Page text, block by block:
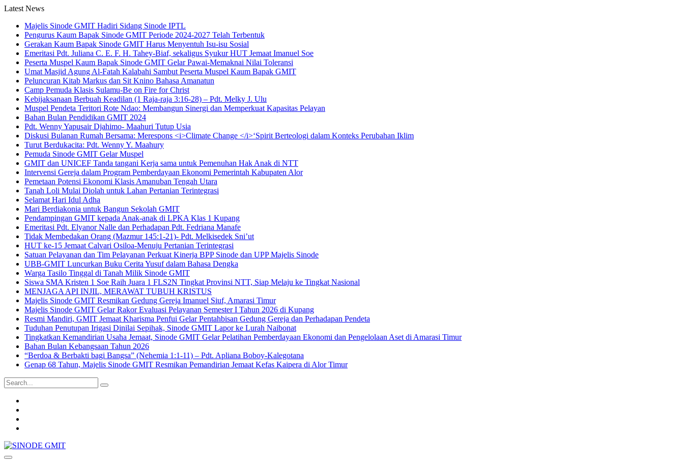
Latest News
Majelis Sinode GMIT Hadiri Sidang Sinode IPTL
Pengurus Kaum Bapak Sinode GMIT Periode 2024-2027 Telah Terbentuk
Gerakan Kaum Bapak Sinode GMIT Harus Menyentuh Isu-isu Sosial
Emeritasi Pdt. Juliana C. E. F. H. Tahey-Biaf, sekaligus Syukur HUT Jemaat Imanuel Soe
Peserta Muspel Kaum Bapak Sinode GMIT Gelar Pawai-Memaknai Nilai Toleransi
Umat Masjid Agung Al-Fatah Kalabahi Sambut Peserta Muspel Kaum Bapak GMIT
Peluncuran Kitab Markus dan Sit Knino Bahasa Amanatun
Camp Pemuda Klasis Sulamu-Be on Fire for Christ
Kebijaksanaan Berbuah Keadilan (1 Raja-raja 3:16-28) – Pdt. Melky J. Ulu
Muspel Pendeta Teritori Rote Ndao: Membangun Sinergi dan Memperkuat Kapasitas Pelayan
Bahan Bulan Pendidikan GMIT 2024
Pdt. Wenny Yapusair Djahimo- Maahuri Tutup Usia
Diskusi Bulanan Rumah Bersama: Merespons <i>Climate Change </i>‘Spirit Berteologi dalam Konteks Perubahan Iklim
Turut Berdukacita: Pdt. Wenny Y. Maahury
Pemuda Sinode GMIT Gelar Muspel
GMIT dan UNICEF Tanda tangani Kerja sama untuk Pemenuhan Hak Anak di NTT
Intervensi Gereja dalam Program Pemberdayaan Ekonomi Pemerintah Kabupaten Alor
Pemetaan Potensi Ekonomi Klasis Amanuban Tengah Utara
Tanah Loli Mulai Diolah untuk Lahan Pertanian Terintegrasi
Selamat Hari Idul Adha
Mari Berdiakonia untuk Bangun Sekolah GMIT
Pendampingan GMIT kepada Anak-anak di LPKA Klas 1 Kupang
Emeritasi Pdt. Elyanor Nalle dan Perhadapan Pdt. Fedriana Manafe
Tidak Membedakan Orang (Mazmur 145:1-21)- Pdt. Melkisedek Sni’ut
HUT ke-15 Jemaat Calvari Osiloa-Menuju Pertanian Terintegrasi
Satuan Pelayanan dan Tim Pelayanan Perkuat Kinerja BPP Sinode dan UPP Majelis Sinode
UBB-GMIT Luncurkan Buku Cerita Yusuf dalam Bahasa Dengka
Warga Tasilo Tinggal di Tanah Milik Sinode GMIT
Siswa SMA Kristen 1 Soe Raih Juara 1 FLS2N Tingkat Provinsi NTT, Siap Melaju ke Tingkat Nasional
MENJAGA API INJIL, MERAWAT TUBUH KRISTUS
Majelis Sinode GMIT Resmikan Gedung Gereja Imanuel Siuf, Amarasi Timur
Majelis Sinode GMIT Gelar Rakor Evaluasi Pelayanan Semester I Tahun 2026 di Kupang
Resmi Mandiri, GMIT Jemaat Kharisma Penfui Gelar Pentahbisan Gedung Gereja dan Perhadapan Pendeta
Tuduhan Penutupan Irigasi Dinilai Sepihak, Sinode GMIT Lapor ke Lurah Naibonat
Tingkatkan Kemandirian Usaha Jemaat, Sinode GMIT Gelar Pelatihan Pemberdayaan Ekonomi dan Pengelolaan Aset di Amarasi Timur
Bahan Bulan Kebangsaan Tahun 2026
“Berdoa & Berbakti bagi Bangsa” (Nehemia 1:1-11) – Pdt. Apliana Boboy-Kalegotana
Genap 68 Tahun, Majelis Sinode GMIT Resmikan Pemandirian Jemaat Kefas Kaipera di Alor Timur
Search
for: